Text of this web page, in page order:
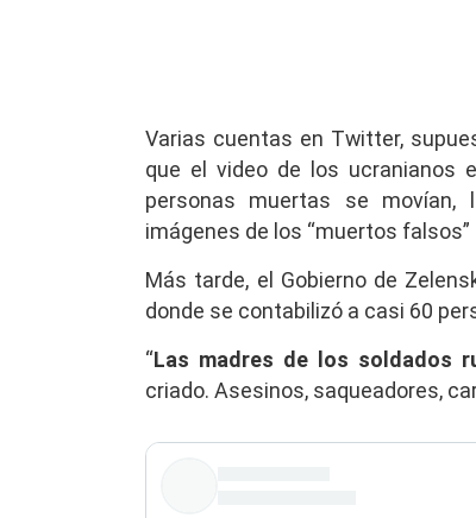
Varias cuentas en Twitter,
que el video de los ucranianos
personas muertas se
imágenes de los “muertos
Más tarde, el Gobierno de
donde se contabilizó a casi 60
“Las madres de los soldados
criado. Asesinos, saqueadores,